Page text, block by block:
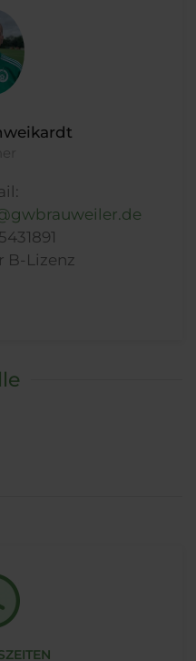
B-Lizenz